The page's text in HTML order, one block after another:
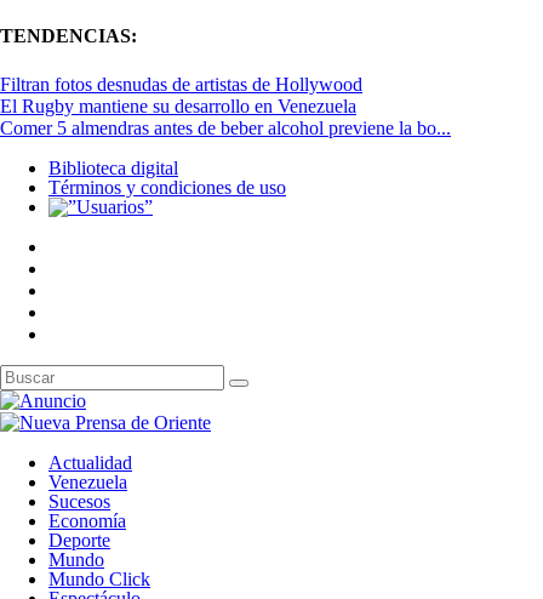
TENDENCIAS:
Filtran fotos desnudas de artistas de Hollywood
El Rugby mantiene su desarrollo en Venezuela
Comer 5 almendras antes de beber alcohol previene la bo...
Biblioteca digital
Términos y condiciones de uso
Actualidad
Venezuela
Sucesos
Economía
Deporte
Mundo
Mundo Click